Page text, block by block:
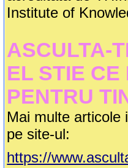
Institute of
ASCULTA-
EL STIE CE
PENTRU
Mai multe articole
pe site-ul:
https://